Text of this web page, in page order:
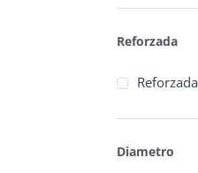
Reforzada
Reforzada
Diametro